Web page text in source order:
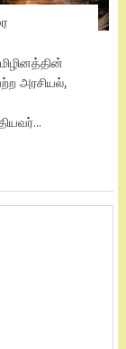
அரசியல்,